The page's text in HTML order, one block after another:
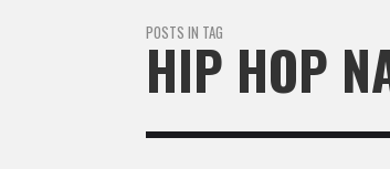
POSTS IN TAG
HIP HOP